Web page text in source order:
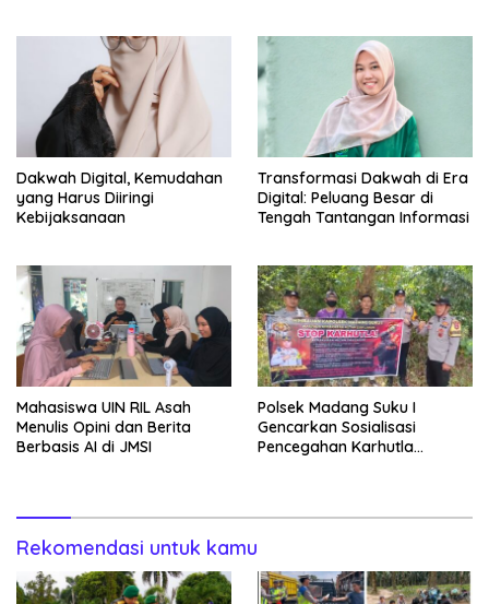
Dakwah Digital, Kemudahan
yang Harus Diiringi
Kebijaksanaan
Transformasi Dakwah di Era
Digital: Peluang Besar di
Tengah Tantangan Informasi
Mahasiswa UIN RIL Asah
Menulis Opini dan Berita
Berbasis AI di JMSI
Polsek Madang Suku I
Gencarkan Sosialisasi
Pencegahan Karhutla
Rekomendasi untuk kamu